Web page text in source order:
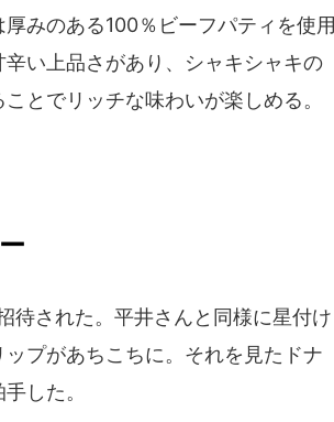
みのある100％ビーフパティを使用
い上品さがあり、シャキシャキの
とでリッチな味わいが楽しめる。
待された。平井さんと同様に星付け
プがあちこちに。それを見たドナ
した。